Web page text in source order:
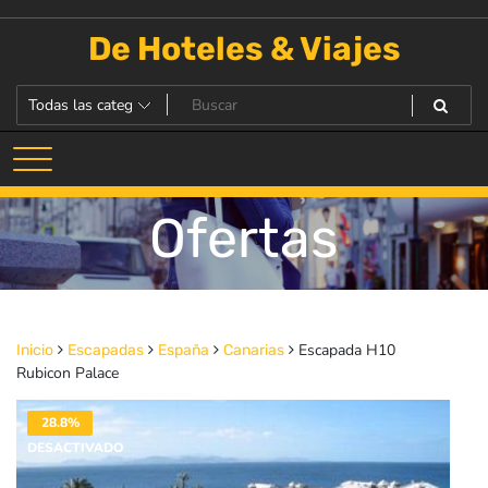
De Hoteles & Viajes
Ofertas
Inicio Escapadas España Canarias
Escapada H10
Rubicon Palace
28.8%
DESACTIVADO